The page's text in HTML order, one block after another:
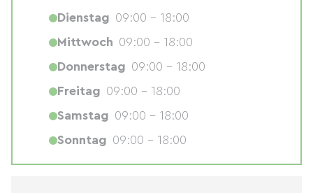
Dienstag 09:00 - 18:00
Mittwoch 09:00 - 18:00
Donnerstag 09:00 - 18:00
Freitag 09:00 - 18:00
Samstag 09:00 - 18:00
Sonntag 09:00 - 18:00